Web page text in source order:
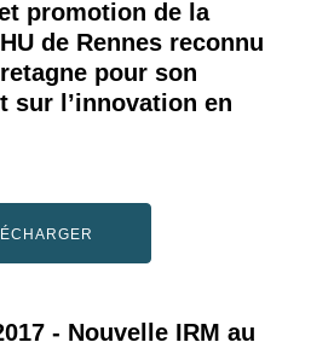
promotion de la
de Rennes reconnu
pour son
sur l’innovation en
- Nouvelle IRM au